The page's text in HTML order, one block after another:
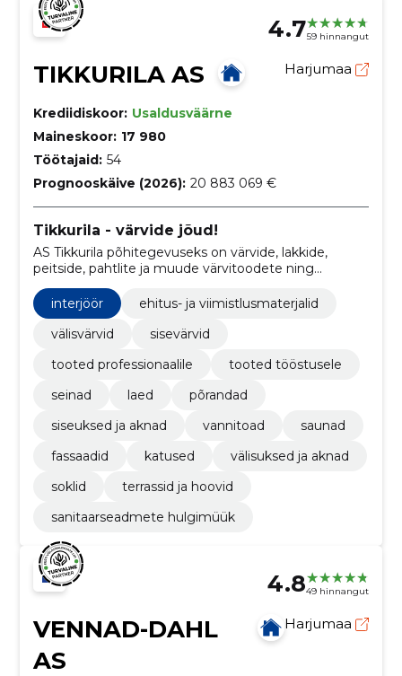
4.759 hinnangut
TIKKURILA AS Harjumaa
Krediidiskoor: Usaldusväärne
Maineskoor: 17 980
Töötajaid: 54
Prognooskäive (2026): 20 883 069 €
Tikkurila - värvide jõud!
AS Tikkurila põhitegevuseks on värvide, lakkide,
peitside, pahtlite ja muude värvitoodete ning
maalritarvete hulgimüük.
interjöör
ehitus- ja viimistlusmaterjalid
välisvärvid
sisevärvid
tooted professionaalile
tooted tööstusele
seinad
laed
põrandad
siseuksed ja aknad
vannitoad
saunad
fassaadid
katused
välisuksed ja aknad
soklid
terrassid ja hoovid
sanitaarseadmete hulgimüük
4.849 hinnangut
VENNAD-DAHL
AS
Harjumaa